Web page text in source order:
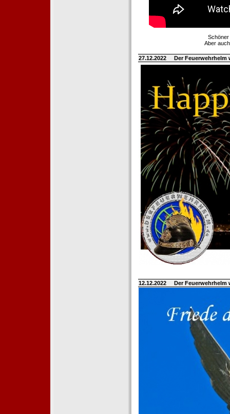
Schöner
Aber
27.12.2022 Der
12.12.2022 Der